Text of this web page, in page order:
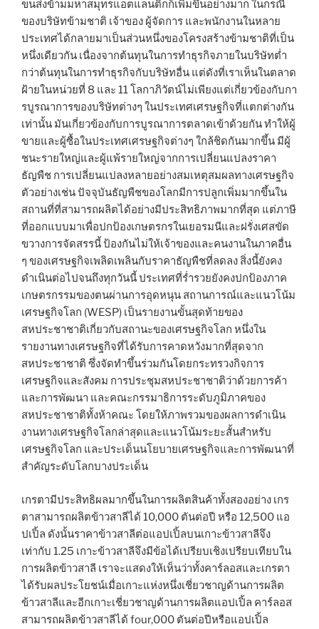
ขนส่งข้ามมหาสมุทรแอตแลนติกก็เพิ่มขึ้นอย่างมาก ในกรณี
ของบริษัทข้ามชาติ เจ้าของ ผู้จัดการ และพนักงานในหลาย
ประเทศได้กลายมาเป็นส่วนหนึ่งของโครงสร้างข้ามชาติที่เป็น
หนึ่งเดียวกัน เนื่องจากต้นทุนในการทำธุรกิจภายในบริษัทต่ำ
กว่าต้นทุนในการทำธุรกิจกับบริษัทอื่น แต่ดังที่เราเห็นในตลาด
ฝ้ายในหน่วยที่ 8 และ 11 โลกาภิวัตน์ไม่เพียงแต่เกี่ยวข้องกับกา
รบูรณาการของบริษัทต่างๆ ในประเทศเศรษฐกิจที่แตกต่างกัน
เท่านั้น มันเกี่ยวข้องกับการบูรณาการตลาดเข้าด้วยกัน ทำให้ผู้
ขายและผู้ซื้อในประเทศเศรษฐกิจต่างๆ ใกล้ชิดกันมากขึ้น มีผู้
ชนะรายใหญ่และผู้แพ้รายใหญ่จากการเปลี่ยนแปลงราคา
ธัญพืช การเปลี่ยนแปลงหลายอย่างสมเหตุสมผลทางเศรษฐกิจ
ตัวอย่างเช่น ปัจจุบันธัญพืชของโลกมีการปลูกเพิ่มมากขึ้นใน
สถานที่ที่สามารถผลิตได้อย่างมีประสิทธิภาพมากที่สุด แต่ภาษี
ที่ออกแบบมาเพื่อปกป้องเกษตรกรในเยอรมนีและฝรั่งเศสขัด
ขวางการจัดสรรนี้ ป้องกันไม่ให้เจ้าของและคนงานในภาคอื่น
ๆ ของเศรษฐกิจเพลิดเพลินกับราคาธัญพืชที่ลดลง สิ่งนี้ยังคง
ดำเนินต่อไปจนถึงทุกวันนี้ ประเทศที่ร่ำรวยยังคงปกป้องภาค
เกษตรกรรมของตนผ่านการอุดหนุน สถานการณ์และแนวโน้ม
เศรษฐกิจโลก (WESP) เป็นรายงานขั้นสุดท้ายของ
สหประชาชาติเกี่ยวกับสถานะของเศรษฐกิจโลก หนึ่งใน
รายงานทางเศรษฐกิจที่ได้รับการคาดหวังมากที่สุดจาก
สหประชาชาติ ซึ่งจัดทำขึ้นร่วมกันโดยกระทรวงกิจการ
เศรษฐกิจและสังคม การประชุมสหประชาชาติว่าด้วยการค้า
และการพัฒนา และคณะกรรมาธิการระดับภูมิภาคของ
สหประชาชาติทั้งห้าคณะ โดยให้ภาพรวมของผลการดำเนิน
งานทางเศรษฐกิจโลกล่าสุดและแนวโน้มระยะสั้นสำหรับ
เศรษฐกิจโลก และประเด็นนโยบายเศรษฐกิจและการพัฒนาที่
สำคัญระดับโลกบางประเด็น
เกรตามีประสิทธิผลมากขึ้นในการผลิตสินค้าทั้งสองอย่าง เกร
ตาสามารถผลิตข้าวสาลีได้ 10,000 ตันต่อปี หรือ 12,500 แอ
ปเปิ้ล ดังนั้นราคาข้าวสาลีต่อแอปเปิ้ลบนเกาะข้าวสาลีจึง
เท่ากับ 1.25 เกาะข้าวสาลีจึงมีข้อได้เปรียบเชิงเปรียบเทียบใน
การผลิตข้าวสาลี เราจะแสดงให้เห็นว่าทั้งคาร์ลอสและเกรตา
ได้รับผลประโยชน์เมื่อเกาะแห่งหนึ่งเชี่ยวชาญด้านการผลิต
ข้าวสาลีและอีกเกาะเชี่ยวชาญด้านการผลิตแอปเปิ้ล คาร์ลอส
สามารถผลิตข้าวสาลีได้ four,000 ตันต่อปีหรือแอปเปิ้ล